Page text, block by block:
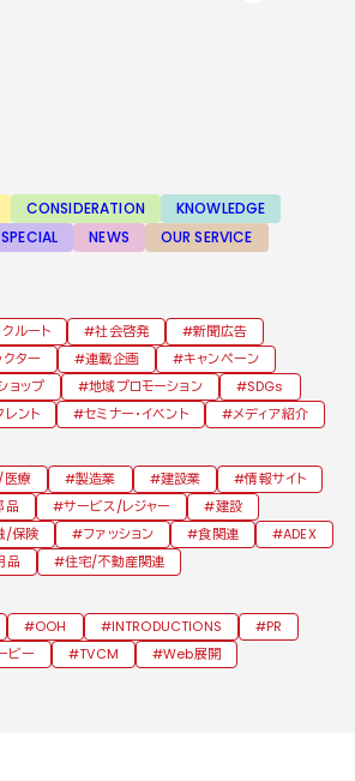
CONSIDERATION
KNOWLEDGE
SPECIAL NEWS OUR SERVICE
クルート 社会啓発
新聞広告
ター 連載企画
キャンペーン
ョップ 地域プロモーション
SDGs
レント セミナー・イベント メディア紹介
医療 製造業 建設業
情報サイト
品 サービス/レジャー
建設
/保険 ファッション 食関連
ADEX
品 住宅/不動産関連
OOH INTRODUCTIONS
PR
ビー TVCM
Web展開